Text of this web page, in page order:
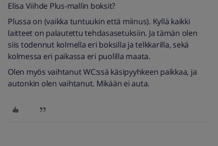
Elisa Viihde Plus-mallin boksit?
Plussa on (vaikka tuntuukin että miinus). Kyllä kaikki
laitteet on palautettu tehdasasetuksiin. Ja tämän olen
siis todennut kolmella eri boksilla ja telkkarilla, sekä
kolmessa eri paikassa eri puolilla maata.
Olen myös vaihtanut WC:ssä käsipyyhkeen paikkaa, ja
autonkin olen vaihtanut. Mikään ei auta.